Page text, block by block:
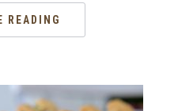
READING